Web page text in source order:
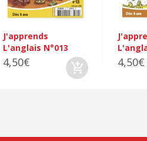
J'apprends
L'anglais N°013
4,50€ 4,50€